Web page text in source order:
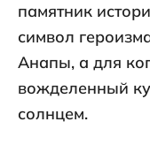
памятник
символ
Анапы, а для
вожделенный
солнцем.